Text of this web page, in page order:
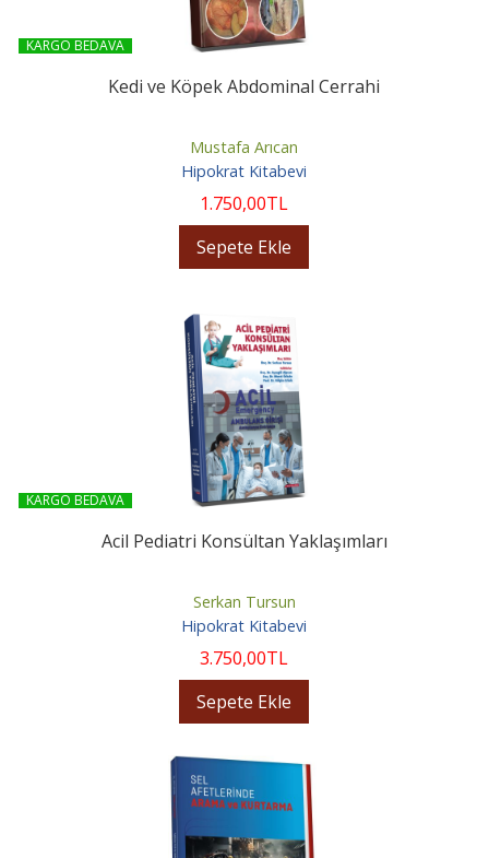
KARGO BEDAVA
Kedi ve Köpek Abdominal Cerrahi
Mustafa Arıcan
Hipokrat Kitabevi
1.750,00TL
Sepete Ekle
KARGO BEDAVA
Acil Pediatri Konsültan Yaklaşımları
Serkan Tursun
Hipokrat Kitabevi
3.750,00TL
Sepete Ekle